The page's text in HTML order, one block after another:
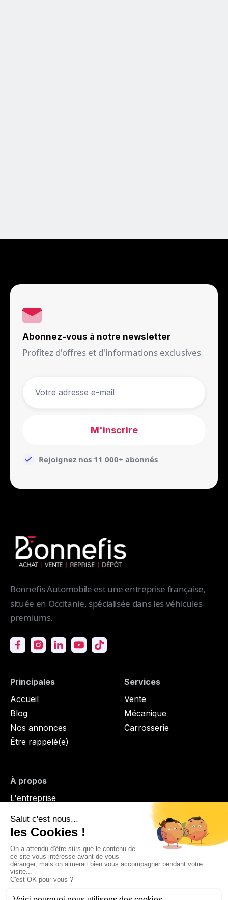
Abonnez-vous à notre newsletter
Profitez d'offres et d'informations exclusives
Rejoignez nos 11 000+ abonnés
Bonnefis Automobile est une entreprise française,
située en Occitanie, spécialisée dans les véhicules
premiums.
Principales
Accueil
Blog
Nos annonces
Être rappelé(e)
Services
Vente
Mécanique
Carrosserie
À propos
L'entreprise
Contact
Stage/Alternance